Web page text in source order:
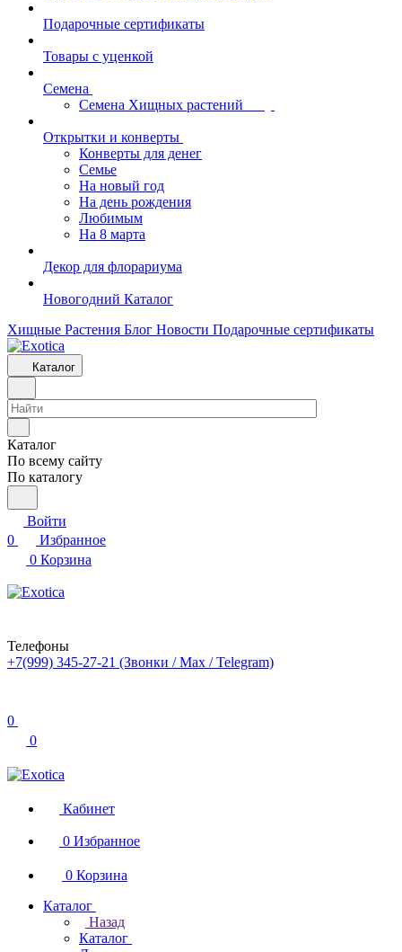
Подарочные сертификаты
Товары с уценкой
Семена
Семена Хищных растений
Открытки и конверты
Конверты для денег
Семье
На новый год
На день рождения
Любимым
На 8 марта
Декор для флорариума
Новогодний Каталог
Хищные Растения Блог Новости Подарочные сертификаты
Каталог
Каталог
По всему сайту
По каталогу
Войти
0
Избранное
0 Корзина
Телефоны
+7(999) 345-27-21 (Звонки / Max / Telegram)
0
0
Кабинет
0 Избранное
0 Корзина
Каталог
Назад
Каталог